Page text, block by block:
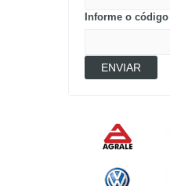
Informe o
ENVIAR